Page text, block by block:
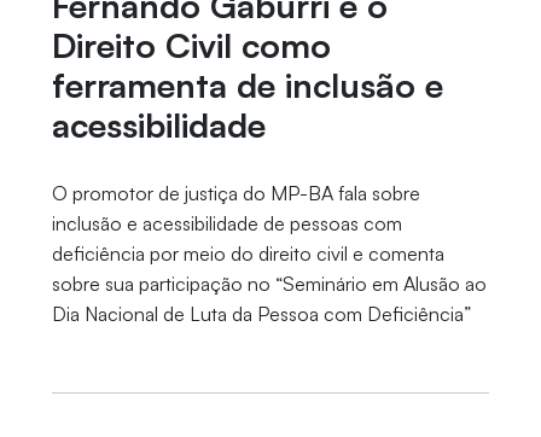
Direito Civil como
ferramenta de inclusão e
acessibilidade
O promotor de justiça do MP-BA fala sobre
inclusão e acessibilidade de pessoas com
deficiência por meio do direito civil e comenta
sobre sua participação no “Seminário em Alusão ao
Dia Nacional de Luta da Pessoa com Deficiência”